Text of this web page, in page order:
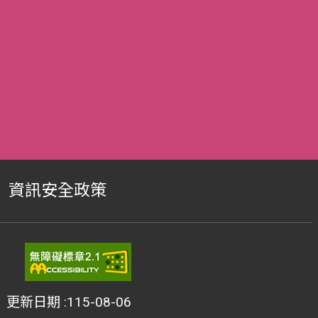
資訊安全政策
更新日期 115-08-06